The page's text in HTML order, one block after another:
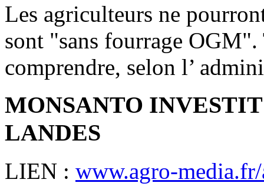
Les agriculteurs ne
sont "sans fourrage
comprendre, selon l’
MONSANTO
LANDES
LIEN : www.agro-